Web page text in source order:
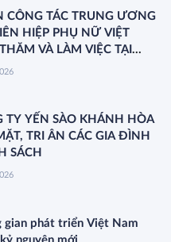
CÔNG TÁC TRUNG ƯƠNG
HIỆP PHỤ NỮ VIỆT
VÀ LÀM VIỆC TẠI
KHÁNH HÒA
TY YẾN SÀO KHÁNH HÒA
TRI ÂN CÁC GIA ĐÌNH
SÁCH
gian phát triển Việt Nam